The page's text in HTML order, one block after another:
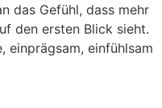
das Gefühl, dass mehr
den ersten Blick sieht.
einprägsam, einfühlsam